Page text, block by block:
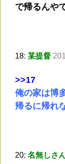
で帰るんや
18: 某提督
>>17
俺の家は博
帰るに帰れ
20: 名無しさ